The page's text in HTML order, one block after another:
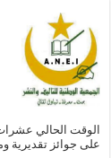
الوقت الحالي
على جوائز تقديرية